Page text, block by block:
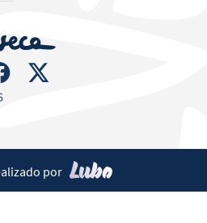
por